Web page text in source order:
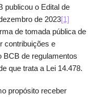
publicou o Edital de
de 2023[1]
de tomada pública de
contribuições e
BCB de regulamentos
que trata a Lei 14.478.
propósito receber